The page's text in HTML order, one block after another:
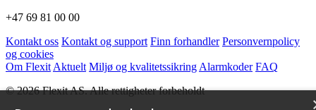
+47 69 81 00 00
Kontakt oss Kontakt og support Finn forhandler Personvernpolicy
og cookies
Om Flexit Aktuelt Miljø og kvalitetssikring Alarmkoder FAQ
© 2026 Flexit AS. Alle rettigheter forbeholdt